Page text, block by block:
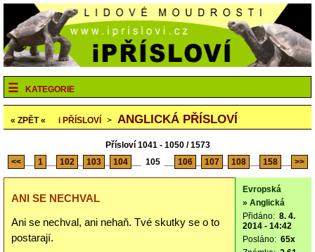
KATEGORIE
« ZPĚT « i PŘÍSLOVÍ > ANGLICKÁ PŘÍSLOVÍ
Přísloví 1041 - 1050 / 1573
<<
1 102 103 104 105 106 107 108 158 >>
ANI SE NECHVAL
Ani se nechval, ani nehaň. Tvé skutky se o to
postarají.
Evropská
» Anglická
Přidáno: 8. 4.
2014 - 14:42
Posláno: 65x